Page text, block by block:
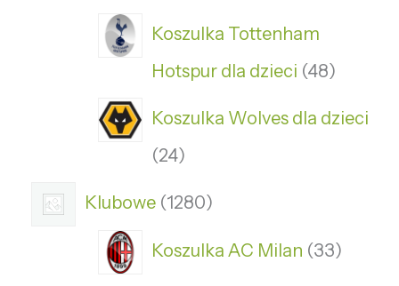
Koszulka Tottenham
Hotspur dla dzieci 48
Koszulka Wolves dla dzieci
24
Klubowe 1280
Koszulka AC Milan 33